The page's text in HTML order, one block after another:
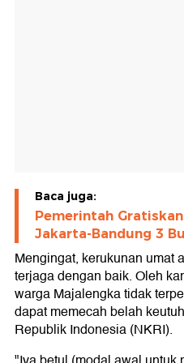
Baca juga:
Pemerintah
Jakarta-Bandung 3
Mengingat, kerukunan umat
terjaga dengan baik. Oleh
warga Majalengka tidak
dapat memecah belah
Republik Indonesia (NKRI).